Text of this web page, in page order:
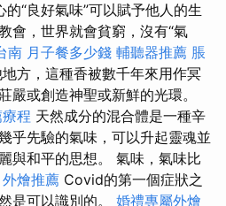
的“良好氣味”可以賦予他人的生
會，世界就會貧窮，沒有“氣
南 月子餐多少錢 輔聽器推薦 脹
方，這種香被數千年來用作冥
嚴或創造神聖或新鮮的光環。
程 天然成分的混合體是一種辛
乎先驗的氣味，可以升起靈魂並
與和平的思想。 氣味，氣味比
外燴推薦 Covid的第一個症狀之
是可以識別的。 婚禮專屬外燴